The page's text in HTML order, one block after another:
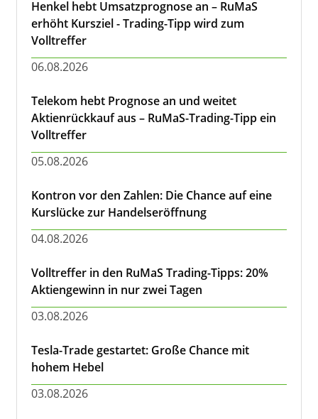
Henkel hebt Umsatzprognose an – RuMaS
erhöht Kursziel - Trading-Tipp wird zum
Volltreffer
06.08.2026
Telekom hebt Prognose an und weitet
Aktienrückkauf aus – RuMaS-Trading-Tipp ein
Volltreffer
05.08.2026
Kontron vor den Zahlen: Die Chance auf eine
Kurslücke zur Handelseröffnung
04.08.2026
Volltreffer in den RuMaS Trading-Tipps: 20%
Aktiengewinn in nur zwei Tagen
03.08.2026
Tesla-Trade gestartet: Große Chance mit
hohem Hebel
03.08.2026